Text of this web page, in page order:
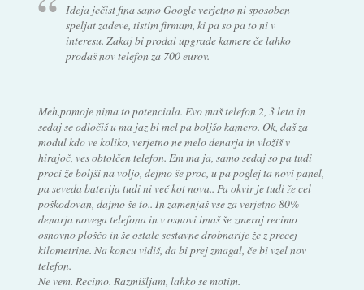
Ideja ječist fina samo Google verjetno ni sposoben
speljat zadeve, tistim firmam, ki pa so pa to ni v
interesu. Zakaj bi prodal upgrade kamere če lahko
prodaš nov telefon za 700 eurov.
Meh,pomoje nima to potenciala. Evo maš telefon 2, 3 leta in
sedaj se odločiš u ma jaz bi mel pa boljšo kamero. Ok, daš za
modul kdo ve koliko, verjetno ne melo denarja in vložiš v
hirajoč, ves obtolčen telefon. Em ma ja, samo sedaj so pa tudi
proci že boljši na voljo, dejmo še proc, u pa poglej ta novi panel,
pa seveda baterija tudi ni več kot nova.. Pa okvir je tudi že cel
poškodovan, dajmo še to.. In zamenjaš vse za verjetno 80%
denarja novega telefona in v osnovi imaš še zmeraj recimo
osnovno ploščo in še ostale sestavne drobnarije že z precej
kilometrine. Na koncu vidiš, da bi prej zmagal, če bi vzel nov
telefon.
Ne vem. Recimo. Razmišljam, lahko se motim.